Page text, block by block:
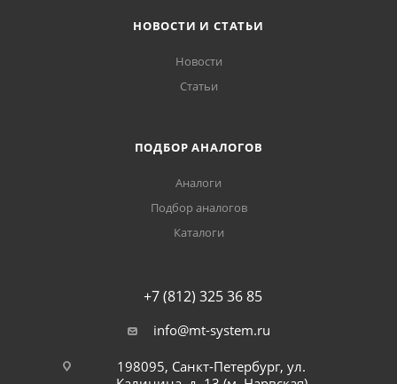
НОВОСТИ И СТАТЬИ
Новости
Статьи
ПОДБОР АНАЛОГОВ
Аналоги
Подбор аналогов
Каталоги
+7 (812) 325 36 85
info@mt-system.ru
198095, Санкт-Петербург, ул.